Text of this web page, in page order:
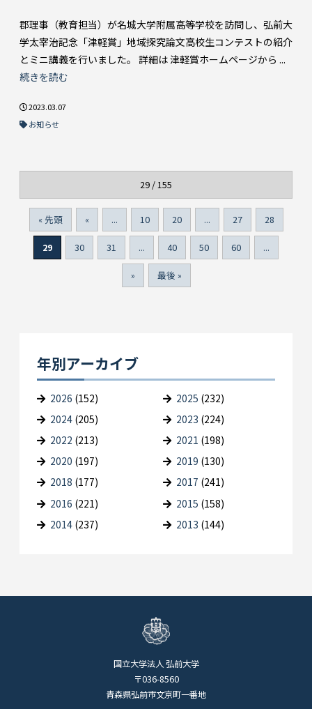
郡理事（教育担当）が名城大学附属高等学校を訪問し、弘前大
学太宰治記念「津軽賞」地域探究論文高校生コンテストの紹介
とミニ講義を行いました。 詳細は 津軽賞ホームページから ...
続きを読む
2023.03.07
お知らせ
29 / 155
« 先頭 « ... 10 20 ... 27 28
29 30 31 ... 40 50 60 ...
» 最後 »
年別アーカイブ
2026 (152) 2025 (232)
2024 (205) 2023 (224)
2022 (213) 2021 (198)
2020 (197) 2019 (130)
2018 (177) 2017 (241)
2016 (221) 2015 (158)
2014 (237) 2013 (144)
国立大学法人 弘前大学
〒036-8560
青森県弘前市文京町一番地